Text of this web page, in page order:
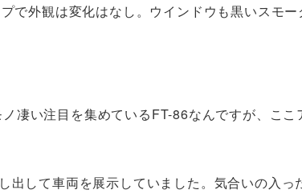
で外観は変化はなし。ウインドウも黒いスモ
凄い注目を集めているFT-86なんですが、ここ
出して車両を展示していました。気合いの入っ